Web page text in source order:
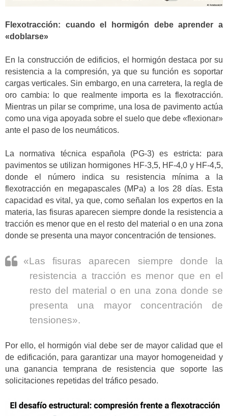
Flexotracción: cuando el hormigón debe aprender a
«doblarse»
En la construcción de edificios, el hormigón destaca por su
resistencia a la compresión, ya que su función es soportar
cargas verticales. Sin embargo, en una carretera, la regla de
oro cambia: lo que realmente importa es la flexotracción.
Mientras un pilar se comprime, una losa de pavimento actúa
como una viga apoyada sobre el suelo que debe «flexionar»
ante el paso de los neumáticos.
La normativa técnica española (PG-3) es estricta: para
pavimentos se utilizan hormigones HF-3,5, HF-4,0 y HF-4,5,
donde el número indica su resistencia mínima a la
flexotracción en megapascales (MPa) a los 28 días. Esta
capacidad es vital, ya que, como señalan los expertos en la
materia, las fisuras aparecen siempre donde la resistencia a
tracción es menor que en el resto del material o en una zona
donde se presenta una mayor concentración de tensiones.
«Las fisuras aparecen siempre donde la
resistencia a tracción es menor que en el
resto del material o en una zona donde se
presenta una mayor concentración de
tensiones».
Por ello, el hormigón vial debe ser de mayor calidad que el
de edificación, para garantizar una mayor homogeneidad y
una ganancia temprana de resistencia que soporte las
solicitaciones repetidas del tráfico pesado.